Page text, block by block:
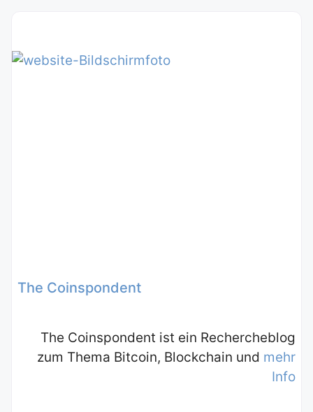
The Coinspondent
The Coinspondent ist ein Rechercheblog
zum Thema Bitcoin, Blockchain und mehr
Info